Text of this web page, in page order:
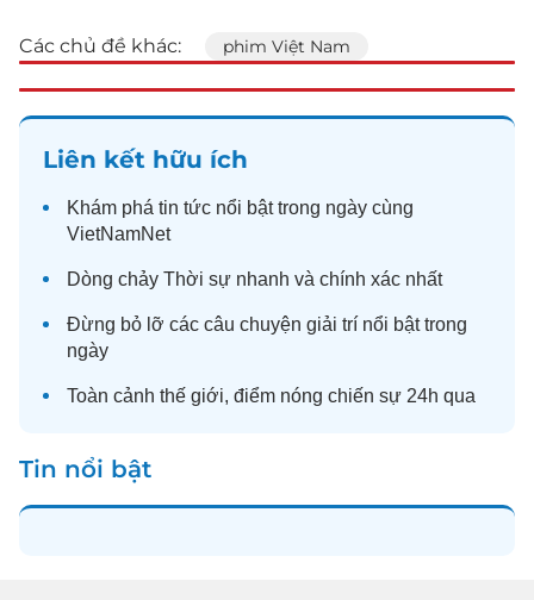
Các chủ đề khác: phim Việt Nam
Liên kết hữu ích
Khám phá tin tức nổi bật trong ngày cùng
VietNamNet
Dòng chảy Thời sự nhanh và chính xác nhất
Đừng bỏ lỡ các câu chuyện giải trí nổi bật trong
ngày
Toàn cảnh thế giới, điểm nóng chiến sự 24h qua
Tin nổi bật